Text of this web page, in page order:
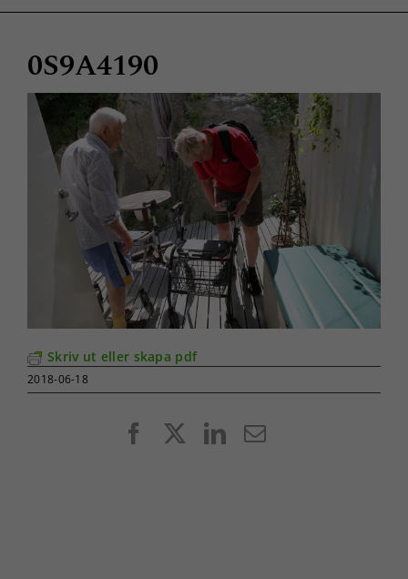
0S9A4190
Skriv ut eller skapa pdf
2018-06-18
FacebookLinkedIn
E-